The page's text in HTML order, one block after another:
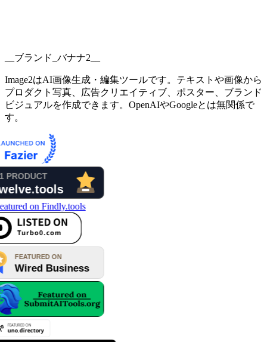
__ブランド_バナナ2__
Image2はAI画像生成・編集ツールです。テキストや画像から
プロダクト写真、広告クリエイティブ、ポスター、ブランド
ビジュアルを作成できます。OpenAIやGoogleとは無関係で
す。